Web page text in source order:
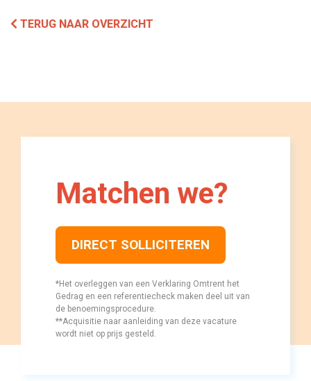
TERUG NAAR OVERZICHT
Matchen we?
DIRECT SOLLICITEREN
*Het overleggen van een Verklaring Omtrent het
Gedrag en een referentiecheck maken deel uit van
de benoemingsprocedure.
**Acquisitie naar aanleiding van deze vacature
wordt niet op prijs gesteld.